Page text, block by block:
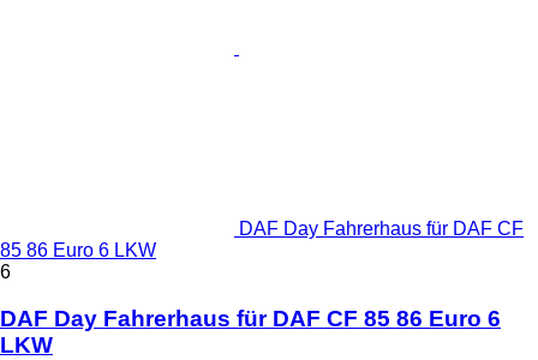
DAF Day Fahrerhaus für DAF CF
85 86 Euro 6 LKW
6
DAF Day Fahrerhaus für DAF CF 85 86 Euro 6
LKW